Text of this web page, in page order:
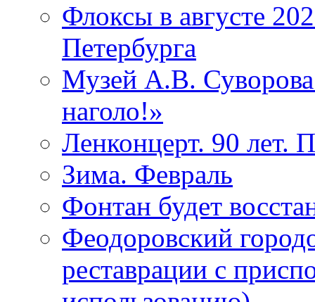
Флоксы в августе
Петербурга
Музей А.В.
наголо!»
Ленконцерт. 90 лет.
Зима. Февраль
Фонтан будет
Феодоровский
реставрации с